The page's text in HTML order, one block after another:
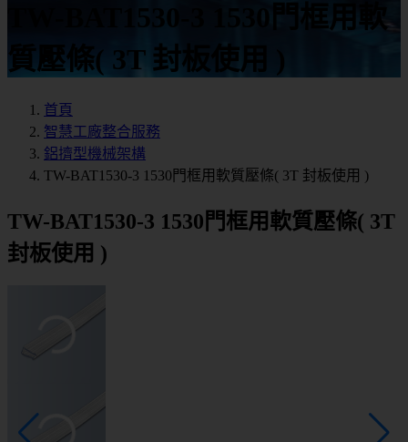
TW-BAT1530-3 1530門框用軟
質壓條( 3T 封板使用 )
首頁
智慧工廠整合服務
鋁擠型機械架構
TW-BAT1530-3 1530門框用軟質壓條( 3T 封板使用 )
TW-BAT1530-3 1530門框用軟質壓條( 3T
封板使用 )